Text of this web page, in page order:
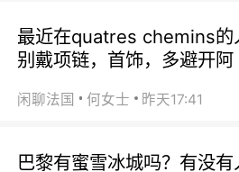
最近在quatres chemins的
别戴项链，首饰，多避开阿
闲聊法国 何女士 昨天17:41
巴黎有蜜雪冰城吗？有没有